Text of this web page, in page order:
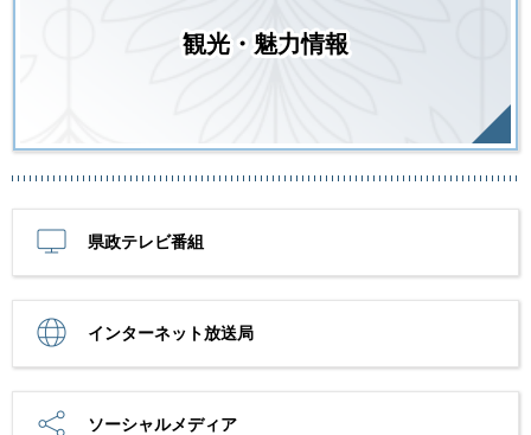
観光・魅力情報
県政テレビ番組
インターネット放送局
ソーシャルメディア